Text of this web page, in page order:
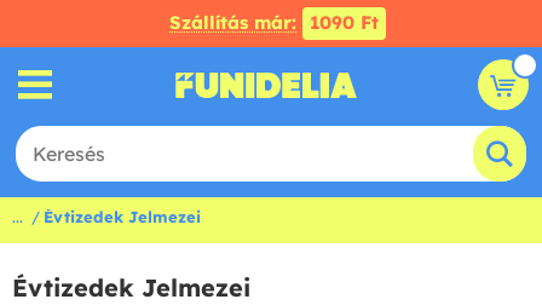
Szállítás már: 1090 Ft
... Évtizedek Jelmezei
Évtizedek Jelmezei